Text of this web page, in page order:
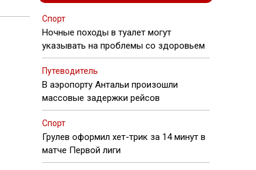
Спорт
Ночные походы в туалет могут
указывать на проблемы со здоровьем
Путеводитель
В аэропорту Антальи произошли
массовые задержки рейсов
Спорт
Грулев оформил хет-трик за 14 минут в
матче Первой лиги